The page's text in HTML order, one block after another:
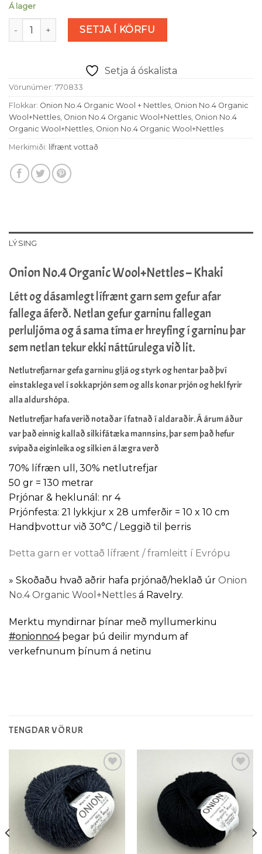
Á lager
Onion No.4 Organic Wool+Nettles - khaki (nr 33) magn
SETJA Í KÖRFU
Setja á óskalista
Vörunúmer: 770833
Flokkar: Onion No.4 Organic Wool + Nettles, Onion No.4 Organic
Wool+Nettles, Onion No.4 Organic Wool+Nettles, Onion No.4
Organic Wool+Nettles, Onion No.4 Organic Wool+Nettles
Merkimiði: lífrænt vottað
LÝSING
Onion No.4 Organic Wool+Nettles – Khaki
Létt og dásamlegt lífrænt garn sem gefur afar
fallega áferð. Netlan gefur garninu fallegan
perluljóma og á sama tíma er hreyfing í garninu þar
sem netlan tekur ekki náttúrulega við lit.
Netlutrefjarnar gefa garninu gljá og styrk og hentar það því
einstaklega vel í sokkaprjón sem og alls konar prjón og hekl fyrir
alla aldurshópa.
Netlutrefjar hafa verið notaðar í fatnað í aldaraðir. Á árum áður
var það einnig kallað silki fátæka mannsins, þar sem það hefur
svipaða eiginleika og silki en á lægra verð
70% lífræn ull, 30% netlutrefjar
50 gr = 130 metrar
Prjónar & heklunál: nr 4
Prjónfesta: 21 lykkjur x 28 umferðir = 10 x 10 cm
Handþvottur við 30°C / Leggið til þerris
Þetta garn er vottað lífrænt / framleitt í Evrópu
» Skoðaðu hvað aðrir hafa prjónað/heklað úr Onion
No.4 Organic Wool+Nettles á Ravelry.
Merktu myndirnar þínar með myllumerkinu
#onionno4þegar þú deilir myndum af
verkefnunum þínum á netinu
TENGDAR VÖRUR
Setja á
óskalista
Setja á
óskalista